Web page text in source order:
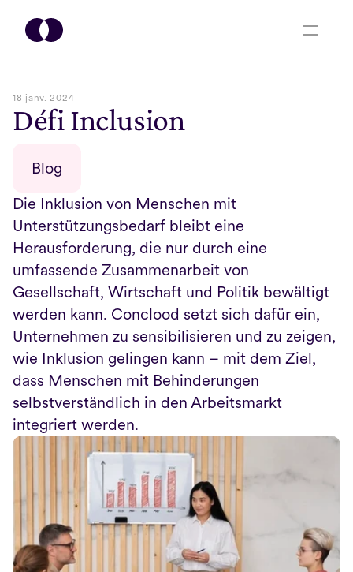
18 janv. 2024
Défi Inclusion
Blog
Die Inklusion von Menschen mit
Unterstützungsbedarf bleibt eine
Herausforderung, die nur durch eine
umfassende Zusammenarbeit von
Gesellschaft, Wirtschaft und Politik bewältigt
werden kann. Conclood setzt sich dafür ein,
Unternehmen zu sensibilisieren und zu zeigen,
wie Inklusion gelingen kann – mit dem Ziel,
dass Menschen mit Behinderungen
selbstverständlich in den Arbeitsmarkt